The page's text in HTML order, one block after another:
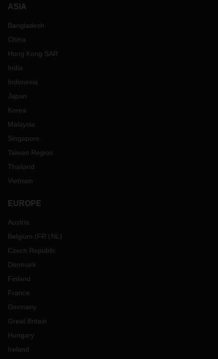
ASIA
Bangladesh
China
Hong Kong SAR
India
Indonesia
Japan
Korea
Malaysia
Singapore
Taiwan Region
Thailand
Vietnam
EUROPE
Austria
Belgium (FR NL )
Czech Republic
Denmark
Finland
France
Germany
Great Britain
Hungary
Ireland